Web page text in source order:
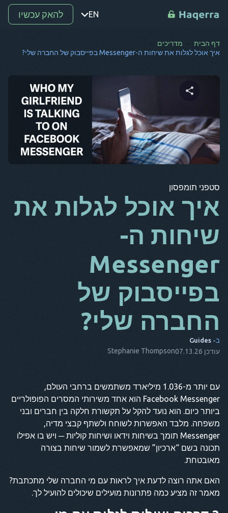
EN
נקודה
מ-
SV
BG
זה
ES
להאק עכשיו
דף הבית
מדריכים
איך אוכל לגלות את שיחות ה-Messenger בפייסבוק של החברה שלי?
שתף מאמר זה
טוויטר פייסבוק העתק קישור
סטפני תומפסון
איך אוכל לגלות את
שיחות ה-
Messenger
בפייסבוק של
החברה שלי?
ב- Guides
עודכן 07.13.26 Stephanie Thompson
עם יותר מ-1.036 מיליארד משתמשים ברחבי העולם,
Facebook Messenger הוא אחד משירותי המסרים הפופולריים
ביותר כיום. הוא נועד להקל על תקשורת חלקה בין חברים ובני
משפחה. מלבד האפשרות לשוחח ולשתף קבצי מדיה,
Messenger תומך בשיחות וידאו ושיחות קוליות ─ ויש בו אפילו
תכונה בשם “ארכיון” שמאפשרת לשמור שיחות בצורה
מאובטחת.
האם אתה רוצה לדעת איך לראות עם מי החברה שלי מתכתבת?
מאמר זה מציע כמה פתרונות מועילים שיכולים להועיל לך.